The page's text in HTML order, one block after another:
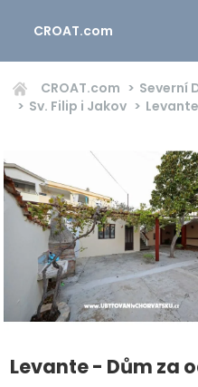
CROAT.com
CROAT.com
Severní
Sv. Filip i Jakov
Levante - Dům za